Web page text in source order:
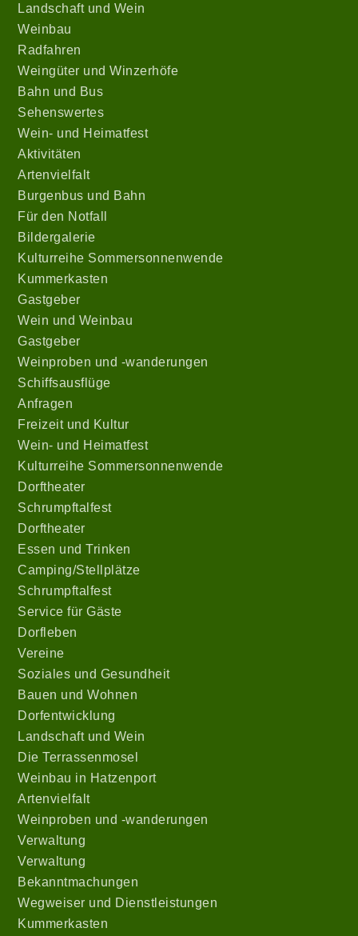
Landschaft und Wein
Weinbau
Radfahren
Weingüter und Winzerhöfe
Bahn und Bus
Sehenswertes
Wein- und Heimatfest
Aktivitäten
Artenvielfalt
Burgenbus und Bahn
Für den Notfall
Bildergalerie
Kulturreihe Sommersonnenwende
Kummerkasten
Gastgeber
Wein und Weinbau
Gastgeber
Weinproben und -wanderungen
Schiffsausflüge
Anfragen
Freizeit und Kultur
Wein- und Heimatfest
Kulturreihe Sommersonnenwende
Dorftheater
Schrumpftalfest
Dorftheater
Essen und Trinken
Camping/Stellplätze
Schrumpftalfest
Service für Gäste
Dorfleben
Vereine
Soziales und Gesundheit
Bauen und Wohnen
Dorfentwicklung
Landschaft und Wein
Die Terrassenmosel
Weinbau in Hatzenport
Artenvielfalt
Weinproben und -wanderungen
Verwaltung
Verwaltung
Bekanntmachungen
Wegweiser und Dienstleistungen
Kummerkasten